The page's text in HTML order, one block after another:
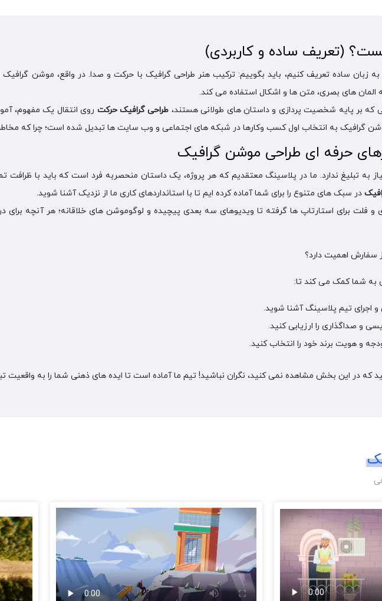
(تعریف ساده و کاربردی)
به زبان ساده تعریف کنیم، باید بگوییم: ترکیب هنر طراحی گرافیک با حرکت و صدا. در واقع، موشن
های بصری، متن ها و اشکال استفاده می کند.
که بر پایه شخصیت پردازی و داستان های طولانی هستند، طراحی گرافیک حرکت روی انتقال یک مفهوم،
به انتخاب اول کسب وکارها در شبکه های اجتماعی و وب سایت ها تبدیل شده است؛ چرا که مخاطب را در همان ۳ ثانیه اول
حرفه ای طراحی موشن گرافیک
به تبلیغ ندارد. ما در پلاسینگ معتقدیم که هر پروژه، یک داستان منحصربه فرد است که باید با
در سبک های متنوع را برای شما آماده کرده ایم تا با استانداردهای کاری ما از نزدیک آشنا شوید.
فلت برای استارتاپ ها گرفته تا ویدیوهای سه بعدی پیچیده و لوگوموشن های خلاقانه؛ هر آنچه برای
سفارش اهمیت دارد؟
به شما کمک می کند تا:
اجرای تیم پلاسینگ آشنا شوید.
و صداگذاری را ارزیابی کنید.
و هویت برند خود را انتخاب کنید.
که در این بخش مشاهده نمی کنید، نگران نباشید! تیم ما آماده است تا ایده های ذهنی شما را به واقعیت